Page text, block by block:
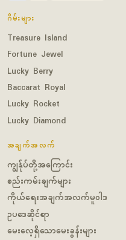
ဂိမ်းများ
Treasure Island
Fortune Jewel
Lucky Berry
Baccarat Royal
Lucky Rocket
Lucky Diamond
အချက်အလက်
ကျွန်ုပ်တို့အကြောင်း
စည်းကမ်းချက်များ
ကိုယ်ရေးအချက်အလက်မူဝါဒ
ဥပဒေဆိုင်ရာ
မေးလေ့ရှိသောမေးခွန်းများ